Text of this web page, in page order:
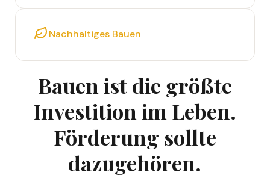
Nachhaltiges Bauen
Bauen ist die größte
Investition im Leben.
Förderung sollte
dazugehören.